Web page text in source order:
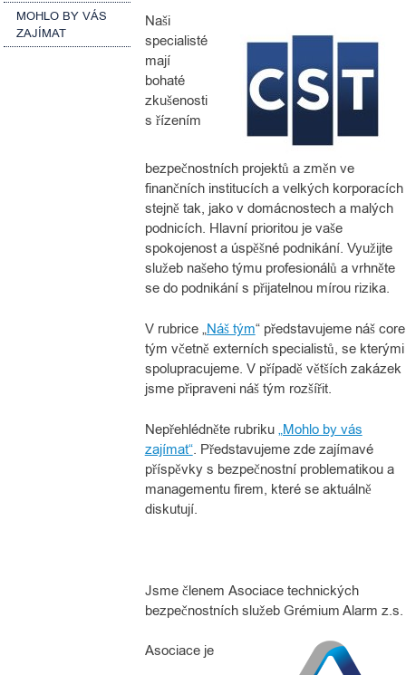
MOHLO BY VÁS
ZAJÍMAT
Naši
specialisté
mají
bohaté
zkušenosti
s řízením
bezpečnostních projektů a změn ve
finančních institucích a velkých korporacích
stejně tak, jako v domácnostech a malých
podnicích. Hlavní prioritou je vaše
spokojenost a úspěšné podnikání. Využijte
služeb našeho týmu profesionálů a vrhněte
se do podnikání s přijatelnou mírou rizika.
V rubrice „Náš tým“ představujeme náš core
tým včetně externích specialistů, se kterými
spolupracujeme. V případě větších zakázek
jsme připraveni náš tým rozšířit.
Nepřehlédněte rubriku „Mohlo by vás
zajímat“. Představujeme zde zajímavé
příspěvky s bezpečnostní problematikou a
managementu firem, které se aktuálně
diskutují.
Jsme členem Asociace technických
bezpečnostních služeb Grémium Alarm z.s.
Asociace je